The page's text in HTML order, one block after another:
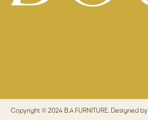
Copyright © 2024 B.A FURNITURE. Designed by